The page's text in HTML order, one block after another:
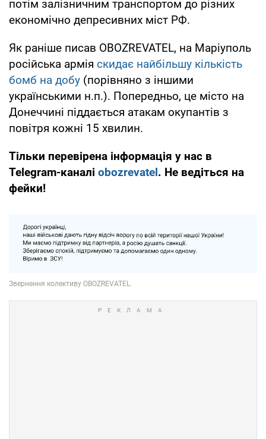
потім залізничним транспортом до різних
економічно депресивних міст РФ.
Як раніше писав OBOZREVATEL, на Маріуполь
російська армія скидає найбільшу кількість
бомб на добу (порівняно з іншими
українськими н.п.). Попередньо, це місто на
Донеччині піддається атакам окупантів з
повітря кожні 15 хвилин.
Тільки перевірена інформація у нас в
Telegram-каналі obozrevatel. Не ведіться на
фейки!